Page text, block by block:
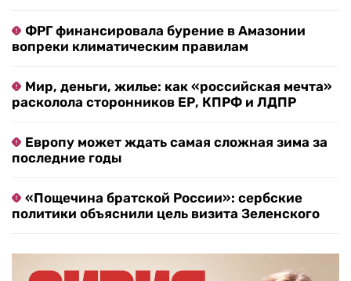
ФРГ финансировала бурение в Амазонии
вопреки климатическим правилам
Мир, деньги, жилье: как «российская мечта»
расколола сторонников ЕР, КПРФ и ЛДПР
Европу может ждать самая сложная зима за
последние годы
«Пощечина братской России»: сербские
политики объяснили цель визита Зеленского